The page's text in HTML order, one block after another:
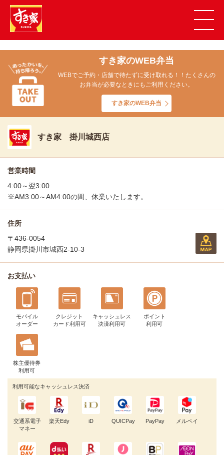
すき家のWEB弁当
WEBでご予約・店舗で待たずに受け取れる！！たくさんの
お弁当が必要なときにもご利用ください。
すき家のWEB弁当
すき家 掛川城西店
営業時間
4:00～翌3:00
※AM3:00～AM4:00の間、休業いたします。
住所
〒436-0054
静岡県掛川市城西2-10-3
お支払い
モバイル
オーダー
クレジット
カード利用可
キャッシュレス
決済利用可
ポイント
利用可
株主優待券
利用可
利用可能なキャッシュレス決済
交通系電子
マネー
楽天Edy iD QUICPay PayPay メルペイ